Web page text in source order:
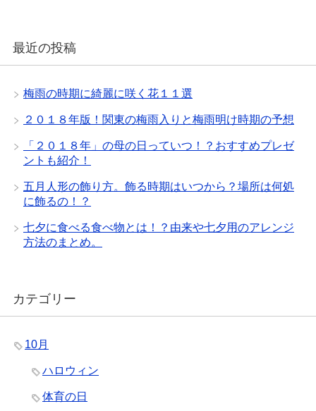
最近の投稿
梅雨の時期に綺麗に咲く花１１選
２０１８年版！関東の梅雨入りと梅雨明け時期の予想
「２０１８年」の母の日っていつ！？おすすめプレゼ
ントも紹介！
五月人形の飾り方。飾る時期はいつから？場所は何処
に飾るの！？
七夕に食べる食べ物とは！？由来や七夕用のアレンジ
方法のまとめ。
カテゴリー
10月
ハロウィン
体育の日